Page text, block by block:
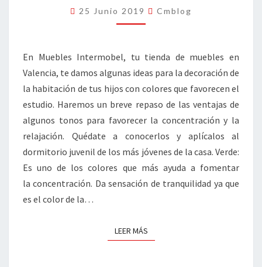
EL
ESTUDIO
25 Junio 2019 Cmblog
En Muebles Intermobel, tu tienda de muebles en
Valencia, te damos algunas ideas para la decoración de
la habitación de tus hijos con colores que favorecen el
estudio. Haremos un breve repaso de las ventajas de
algunos tonos para favorecer la concentración y la
relajación. Quédate a conocerlos y aplícalos al
dormitorio juvenil de los más jóvenes de la casa. Verde:
Es uno de los colores que más ayuda a fomentar
la concentración. Da sensación de tranquilidad ya que
es el color de la…
LEER MÁSLEER MÁS